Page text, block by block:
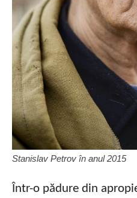
Stanislav Petrov în anul 2015
Într-o pădure din